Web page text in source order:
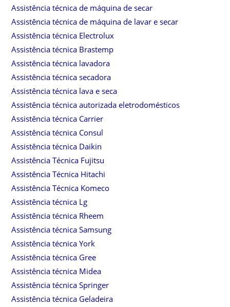
Assistência técnica de máquina de secar
Assistência técnica de máquina de lavar e secar
Assistência técnica Electrolux
Assistência técnica Brastemp
Assistência técnica lavadora
Assistência técnica secadora
Assistência técnica lava e seca
Assistência técnica autorizada eletrodomésticos
Assistência técnica Carrier
Assistência técnica Consul
Assistência técnica Daikin
Assistência Técnica Fujitsu
Assistência Técnica Hitachi
Assistência Técnica Komeco
Assistência técnica Lg
Assistência técnica Rheem
Assistência técnica Samsung
Assistência técnica York
Assistência técnica Gree
Assistência técnica Midea
Assistência técnica Springer
Assistência técnica Geladeira